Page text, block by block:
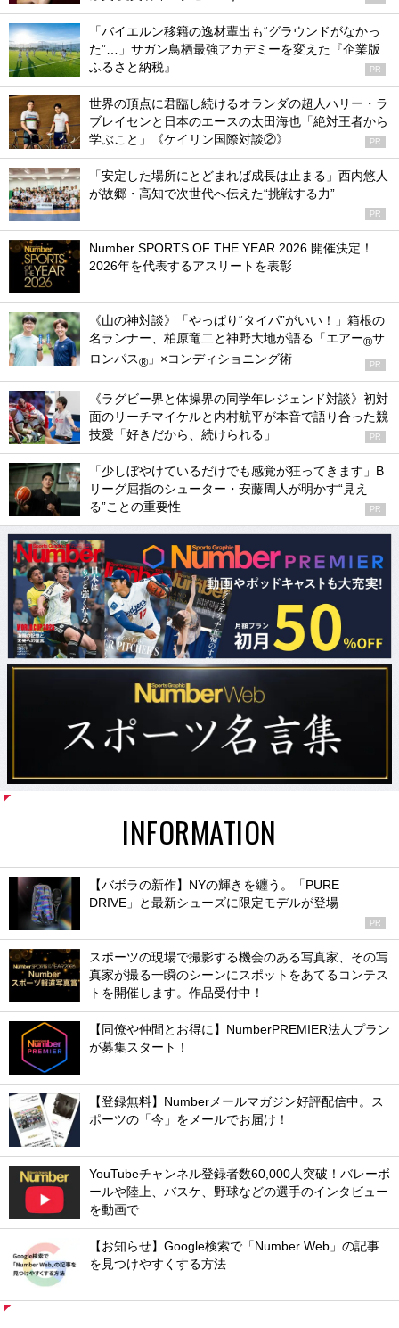
「バイエルン移籍の逸材輩出も“グラウンドがなかっ
た”…」サガン鳥栖最強アカデミーを変えた『企業版
ふるさと納税』
PR
世界の頂点に君臨し続けるオランダの超人ハリー・ラ
ブレイセンと日本のエースの太田海也「絶対王者から
学ぶこと」《ケイリン国際対談②》
PR
「安定した場所にとどまれば成長は止まる」西内悠人
が故郷・高知で次世代へ伝えた“挑戦する力”
PR
Number SPORTS OF THE YEAR 2026 開催決定！
2026年を代表するアスリートを表彰
《山の神対談》「やっぱり“タイパ”がいい！」箱根の
名ランナー、柏原竜二と神野大地が語る「エアー®サ
ロンパス® 」×コンディショニング術 PR
《ラグビー界と体操界の同学年レジェンド対談》初対
面のリーチマイケルと内村航平が本音で語り合った競
技愛「好きだから、続けられる」
PR
「少しぼやけているだけでも感覚が狂ってきます」B
リーグ屈指のシューター・安藤周人が明かす“見え
る”ことの重要性
PR
INFORMATION
【バボラの新作】NYの輝きを纏う。「PURE
DRIVE」と最新シューズに限定モデルが登場
PR
スポーツの現場で撮影する機会のある写真家、その写
真家が撮る一瞬のシーンにスポットをあてるコンテス
トを開催します。作品受付中！
【同僚や仲間とお得に】NumberPREMIER法人プラン
が募集スタート！
【登録無料】Numberメールマガジン好評配信中。ス
ポーツの「今」をメールでお届け！
YouTubeチャンネル登録者数60,000人突破！バレーボ
ールや陸上、バスケ、野球などの選手のインタビュー
を動画で
【お知らせ】Google検索で「Number Web」の記事
を見つけやすくする方法